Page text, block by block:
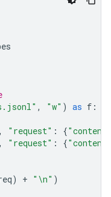
, "w" ) as f :
, "request" : {
, "request" : {
) + " \n" )